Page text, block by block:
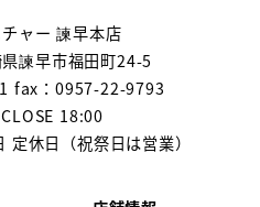
ャー 諫早本店
諫早市福田町24-5
fax：0957-22-9793
18:00
休日（祝祭日は営業）